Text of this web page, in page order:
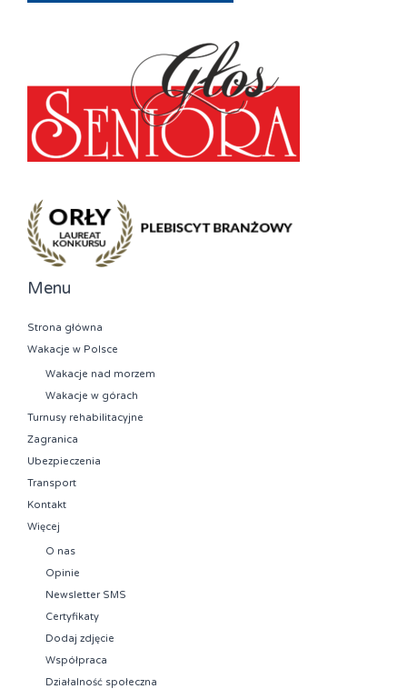
Menu
Strona główna
Wakacje w Polsce
Wakacje nad morzem
Wakacje w górach
Turnusy rehabilitacyjne
Zagranica
Ubezpieczenia
Transport
Kontakt
Więcej
O nas
Opinie
Newsletter SMS
Certyfikaty
Dodaj zdjęcie
Współpraca
Działalność społeczna